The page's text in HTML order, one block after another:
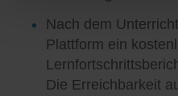
Nach dem
Plattform ein
Die Erreichbarkeit